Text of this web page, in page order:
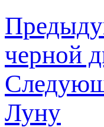
черной
Луну